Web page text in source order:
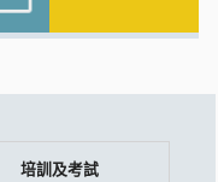
培訓及考試